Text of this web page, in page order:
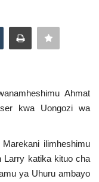
Ahmat
kwa Uongozi wa
ilimheshimu
Larry katika kituo cha
ya Uhuru ambayo